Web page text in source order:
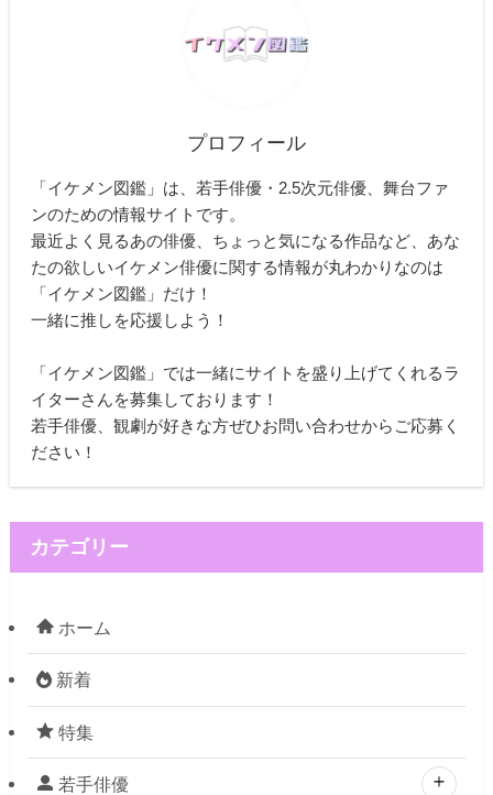
プロフィール
「イケメン図鑑」は、若手俳優・2.5次元俳優、舞台ファ
ンのための情報サイトです。
最近よく見るあの俳優、ちょっと気になる作品など、あな
たの欲しいイケメン俳優に関する情報が丸わかりなのは
「イケメン図鑑」だけ！
一緒に推しを応援しよう！
「イケメン図鑑」では一緒にサイトを盛り上げてくれるラ
イターさんを募集しております！
若手俳優、観劇が好きな方ぜひお問い合わせからご応募く
ださい！
カテゴリー
ホーム
新着
特集
若手俳優